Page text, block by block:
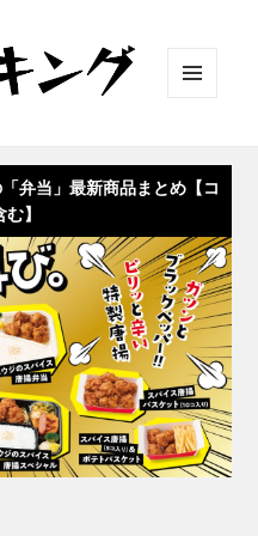
ット
弁当」最新商品まとめ【コ
】